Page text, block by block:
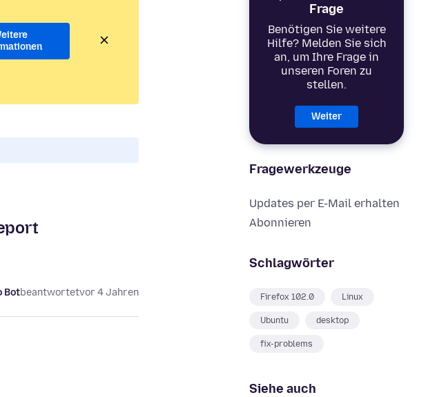
Frage
Benötigen Sie weitere
Hilfe? Melden Sie sich
an, um Ihre Frage in
unseren Foren zu
stellen.
Weiter
Fragewerkzeuge
Updates per E-Mail erhalten
Abonnieren
Schlagwörter
Firefox 102.0 Linux
Ubuntu desktop
fix-problems
Siehe auch
Botbeantwortetvor 4 Jahren